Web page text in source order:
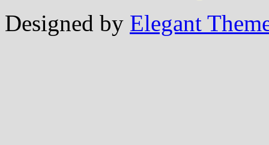
Designed by Elegant